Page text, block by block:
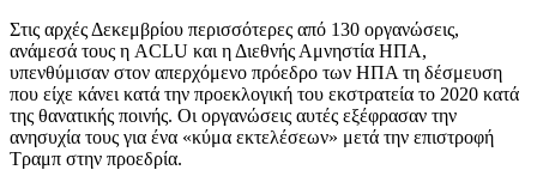
Στις αρχές Δεκεμβρίου περισσότερες από 130 οργανώσεις,
ανάμεσά τους η ACLU και η Διεθνής Αμνηστία ΗΠΑ,
υπενθύμισαν στον απερχόμενο πρόεδρο των ΗΠΑ τη δέσμευση
που είχε κάνει κατά την προεκλογική του εκστρατεία το 2020 κατά
της θανατικής ποινής. Οι οργανώσεις αυτές εξέφρασαν την
ανησυχία τους για ένα «κύμα εκτελέσεων» μετά την επιστροφή
Τραμπ στην προεδρία.